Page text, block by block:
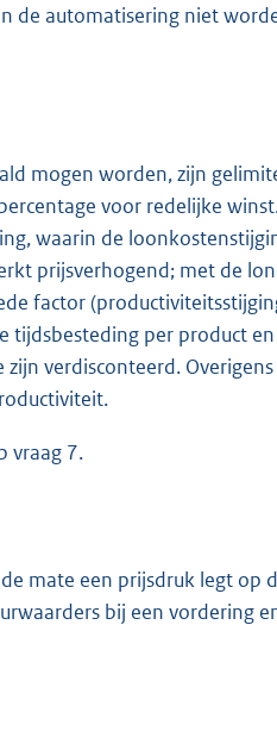
de automatisering niet
mogen worden, zijn
voor redelijke
waarin de
prijsverhogend; met de
factor
per product
verdisconteerd.
vraag 7.
mate een prijsdruk legt op
bij een vordering